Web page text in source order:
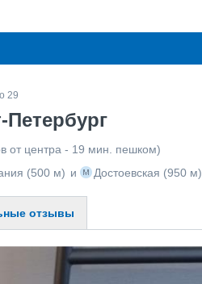
29
от центра - 19 мин. пешком)
(500 м) и Достоевская (950 м)
отзывы